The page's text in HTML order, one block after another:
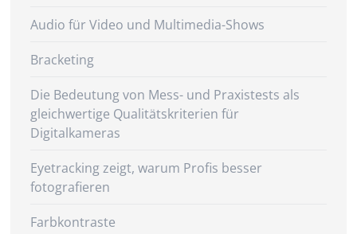
Audio für Video und Multimedia-Shows
Bracketing
Die Bedeutung von Mess- und Praxistests als
gleichwertige Qualitätskriterien für
Digitalkameras
Eyetracking zeigt, warum Profis besser
fotografieren
Farbkontraste